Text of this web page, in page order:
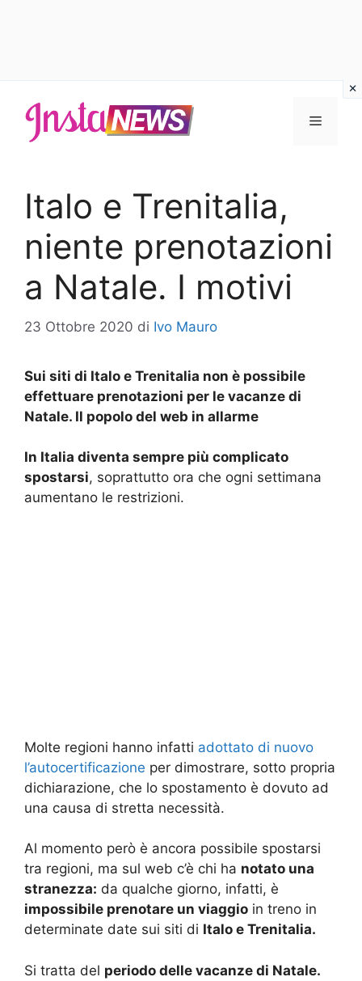
contenuto
Menu
Italo e Trenitalia,
niente prenotazioni
a Natale. I motivi
23 Ottobre 2020 di Ivo Mauro
Sui siti di Italo e Trenitalia non è possibile
effettuare prenotazioni per le vacanze di
Natale. Il popolo del web in allarme
In Italia diventa sempre più complicato
spostarsi, soprattutto ora che ogni settimana
aumentano le restrizioni.
Molte regioni hanno infatti adottato di nuovo
l’autocertificazione per dimostrare, sotto propria
dichiarazione, che lo spostamento è dovuto ad
una causa di stretta necessità.
Al momento però è ancora possibile spostarsi
tra regioni, ma sul web c’è chi ha notato una
stranezza: da qualche giorno, infatti, è
impossibile prenotare un viaggio in treno in
determinate date sui siti di Italo e Trenitalia.
Si tratta del periodo delle vacanze di Natale.